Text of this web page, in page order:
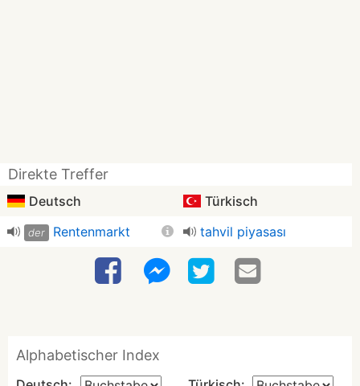
Direkte Treffer
Deutsch Türkisch
der Rentenmarkt tahvil piyasası
Alphabetischer Index